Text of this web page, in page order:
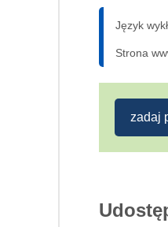
Język
Strona
zadaj